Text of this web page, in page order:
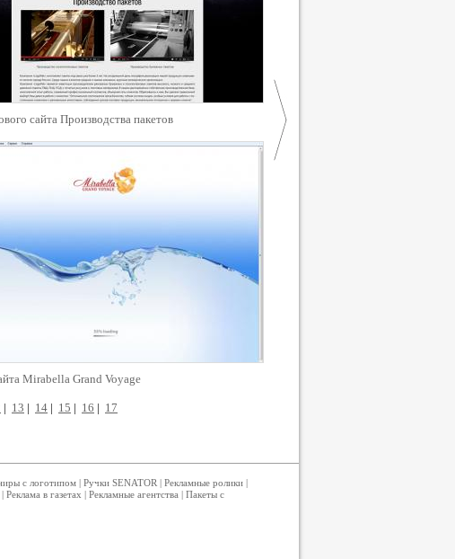
сайта Производства пакетов
Mirabella Grand Voyage
| 13 | 14 | 15 | 16 | 17
с логотипом| Ручки SENATOR | Рекламные ролики|
Реклама в газетах | Рекламные агентства | Пакеты с